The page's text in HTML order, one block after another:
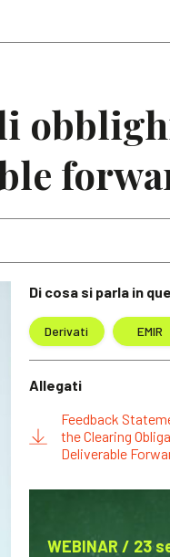
Di cosa si parla in
Derivati EMIR
Allegati
Feedback
the Clearing
Deliverable
WEBINAR / 23